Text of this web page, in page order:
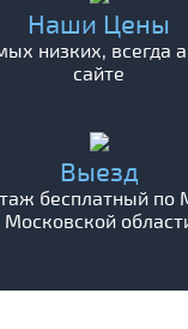
Наши Цены
низких, всегда
сайте
Выезд
бесплатный по
Московской